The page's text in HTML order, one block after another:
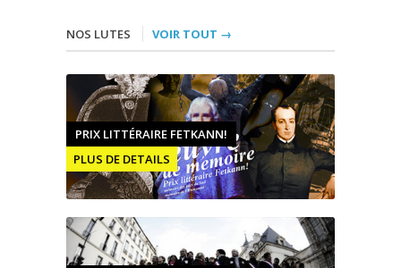
NOS LUTES VOIR TOUT →
PRIX LITTÉRAIRE FETKANN!
PLUS DE DETAILS